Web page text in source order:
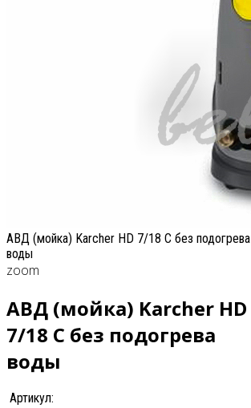
АВД (мойка) Karcher HD 7/18 C без подогрева
воды
zoom
АВД (мойка) Karcher HD
7/18 C без подогрева
воды
Артикул: